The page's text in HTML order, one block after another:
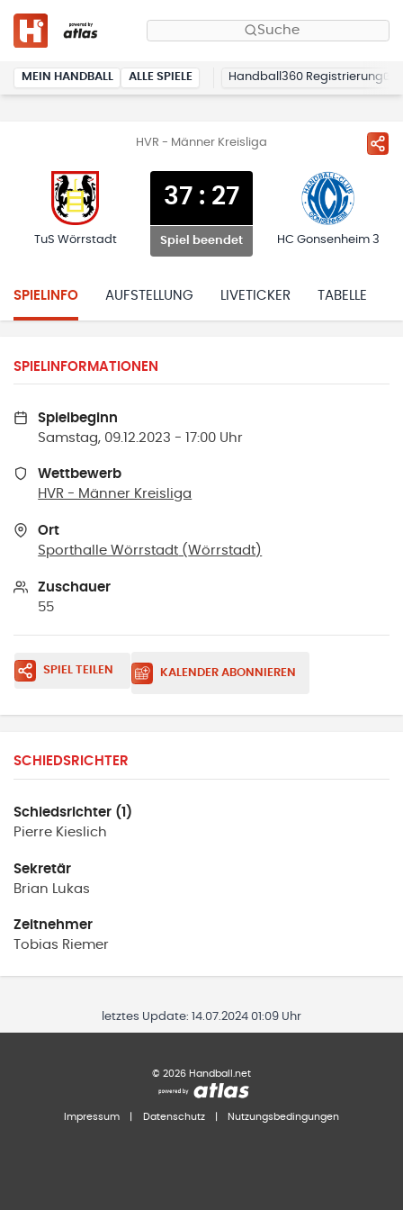
Suche
MEIN HANDBALL ALLE SPIELE Handball360 Registrierung
HVR - Männer Kreisliga
TuS Wörrstadt
37 : 27
Spiel beendet HC Gonsenheim 3
SPIELINFO AUFSTELLUNG LIVETICKER TABELLE
SPIELINFORMATIONEN
Spielbeginn
Samstag, 09.12.2023 - 17:00 Uhr
Wettbewerb
HVR - Männer Kreisliga
Ort
Sporthalle Wörrstadt (Wörrstadt)
Zuschauer
55
SPIEL TEILEN KALENDER ABONNIEREN
SCHIEDSRICHTER
Schiedsrichter (1)
Pierre Kieslich
Sekretär
Brian
Lukas
Zeitnehmer
Tobias Riemer
letztes Update: 14.07.2024 01:09 Uhr
© 2026 Handball.net
Impressum Datenschutz Nutzungsbedingungen